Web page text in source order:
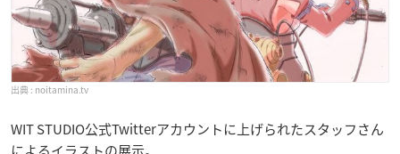
noitamina.tv
WIT STUDIO公式Twitterアカウントに上げられたスタッフさん